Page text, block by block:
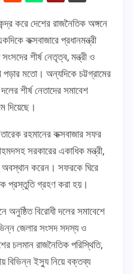
করে দেশের রাজনৈতিক অঙ্গনে
কক্সবাজারে প্রধানমন্ত্রী
শীর্ষ নেতৃত্ব, মন্ত্রী ও
মতো। অন্যদিকে চট্টগ্রামের
শীর্ষ নেতাদের সমাবেশ
দিয়েছে।
তারেক রহমানের কক্সবাজার সফর
সরকারের একাধিক মন্ত্রী,
অবস্থান করেন। সফরকে ঘিরে
প্রস্তুতি গ্রহণ করা হয়।
অনুষ্ঠিত বিরোধী দলের সমাবেশে
জেলার সংসদ সদস্য ও
চলমান রাজনৈতিক পরিস্থিতি,
বিভিন্ন ইস্যু নিয়ে বক্তব্য